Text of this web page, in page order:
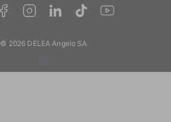
© 2026 DELEA Angelo SA